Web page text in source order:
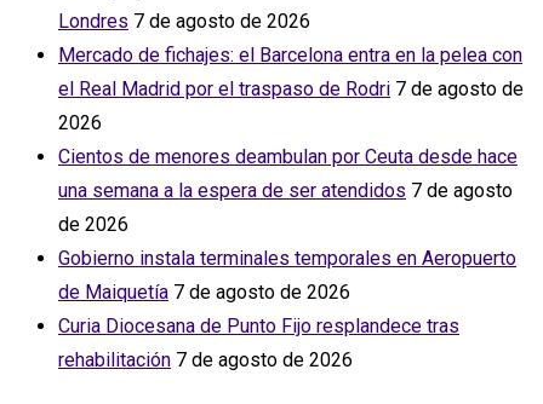
Londres 7 de agosto de 2026
Mercado de fichajes: el Barcelona entra en la pelea con
el Real Madrid por el traspaso de Rodri 7 de agosto de
2026
Cientos de menores deambulan por Ceuta desde hace
una semana a la espera de ser atendidos 7 de agosto
de 2026
Gobierno instala terminales temporales en Aeropuerto
de Maiquetía 7 de agosto de 2026
Curia Diocesana de Punto Fijo resplandece tras
rehabilitación 7 de agosto de 2026